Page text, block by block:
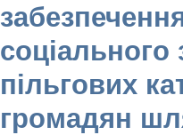
соціального
пільгових
громадян